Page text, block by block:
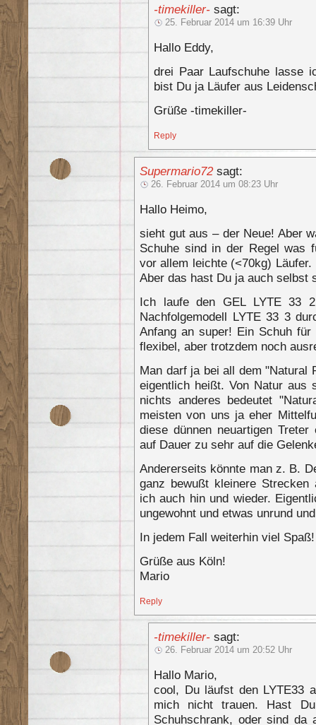
-timekiller- sagt:
25. Februar 2014 um 16:39 Uhr
Hallo Eddy,
drei Paar Laufschuhe lasse
bist Du ja Läufer aus
Grüße -timekiller-
Reply
Supermario72 sagt:
26. Februar 2014 um 08:23 Uhr
Hallo Heimo,
sieht gut aus – der Neue! Aber
Schuhe sind in der Regel was
vor allem leichte (<70kg)
Aber das hast Du ja auch selbst
Ich laufe den GEL LYTE 33
Nachfolgemodell LYTE 33 3
Anfang an super! Ein Schuh
flexibel, aber trotzdem noch
Man darf ja bei all dem "Natural
eigentlich heißt. Von Natur aus
nichts anderes bedeutet
meisten von uns ja eher
diese dünnen neuartigen
auf Dauer zu sehr auf die
Andererseits könnte man z. B.
ganz bewußt kleinere
ich auch hin und wieder.
ungewohnt und etwas unrund
In jedem Fall weiterhin viel Spaß!
Grüße aus Köln!
Mario
Reply
-timekiller- sagt:
26. Februar 2014 um 20:52 Uhr
Hallo Mario,
cool, Du läufst den LYTE33
mich nicht trauen. Hast
Schuhschrank, oder sind da